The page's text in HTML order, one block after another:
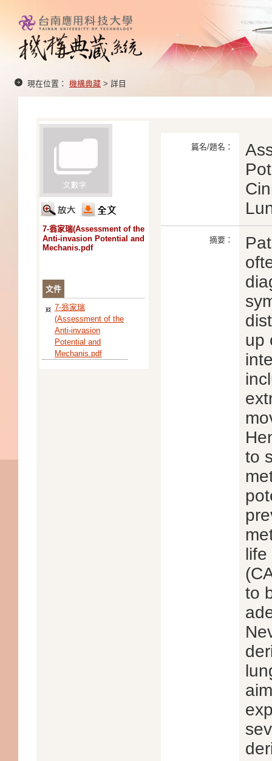
現在位置： 機構典藏 > 詳目
7-翁家瑞(Assessment of the
Anti-invasion Potential and
Mechanis.pdf
文件
7-翁家瑞
(Assessment of the
Anti-invasion
Potential and
Mechanis.pdf
篇名/題名：
摘要：
up
to
to